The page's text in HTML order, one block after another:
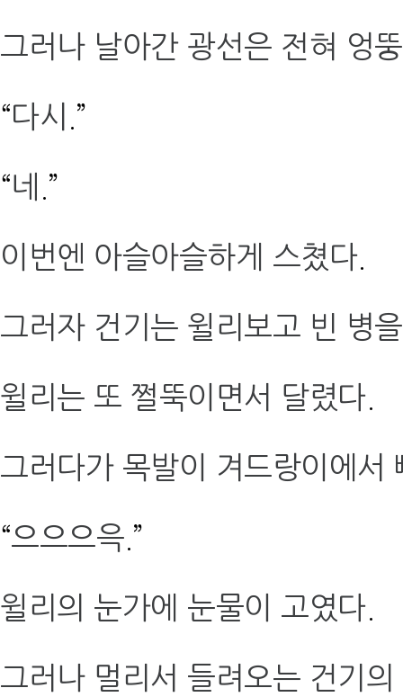
그러나 날아간 광선은 전혀 엉
“다시 .”
“네 .”
이번엔 아슬아슬하게 스쳤다.
그러자 건기는 윌리보고 빈 병
윌리는 또 쩔뚝이면서 달렸다.
그러다가 목발이 겨드랑이에서
“으으으윽 .”
윌리의 눈가에 눈물이 고였다.
그러나 멀리서 들려오는 건기